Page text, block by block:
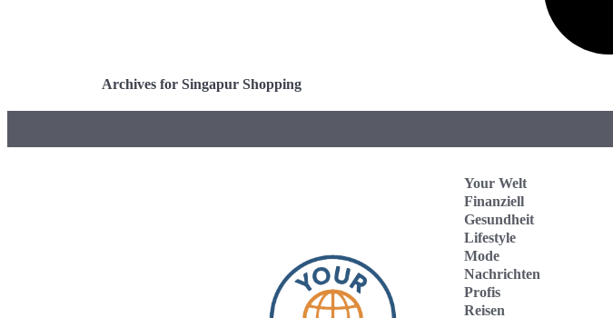
Archives for Singapur Shopping
Your Welt
Finanziell
Gesundheit
Lifestyle
Mode
Nachrichten
Profis
Reisen